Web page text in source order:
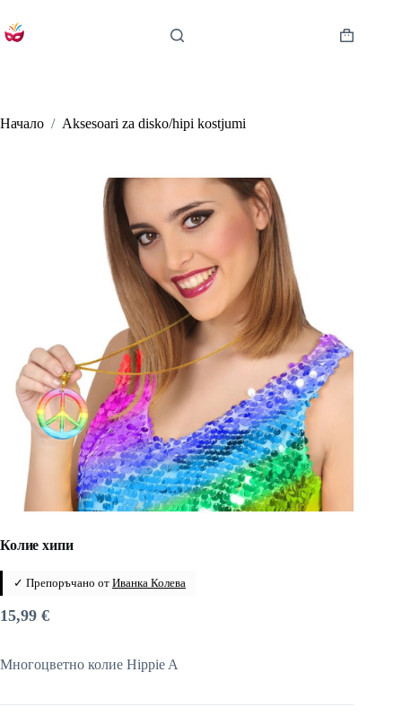
to
content
Shopping
Начало / Aksesoari za disko/hipi kostjumi
Колие хипи
✓ Препоръчано от Иванка Колева
15,99 €
Многоцветно колие Hippie A